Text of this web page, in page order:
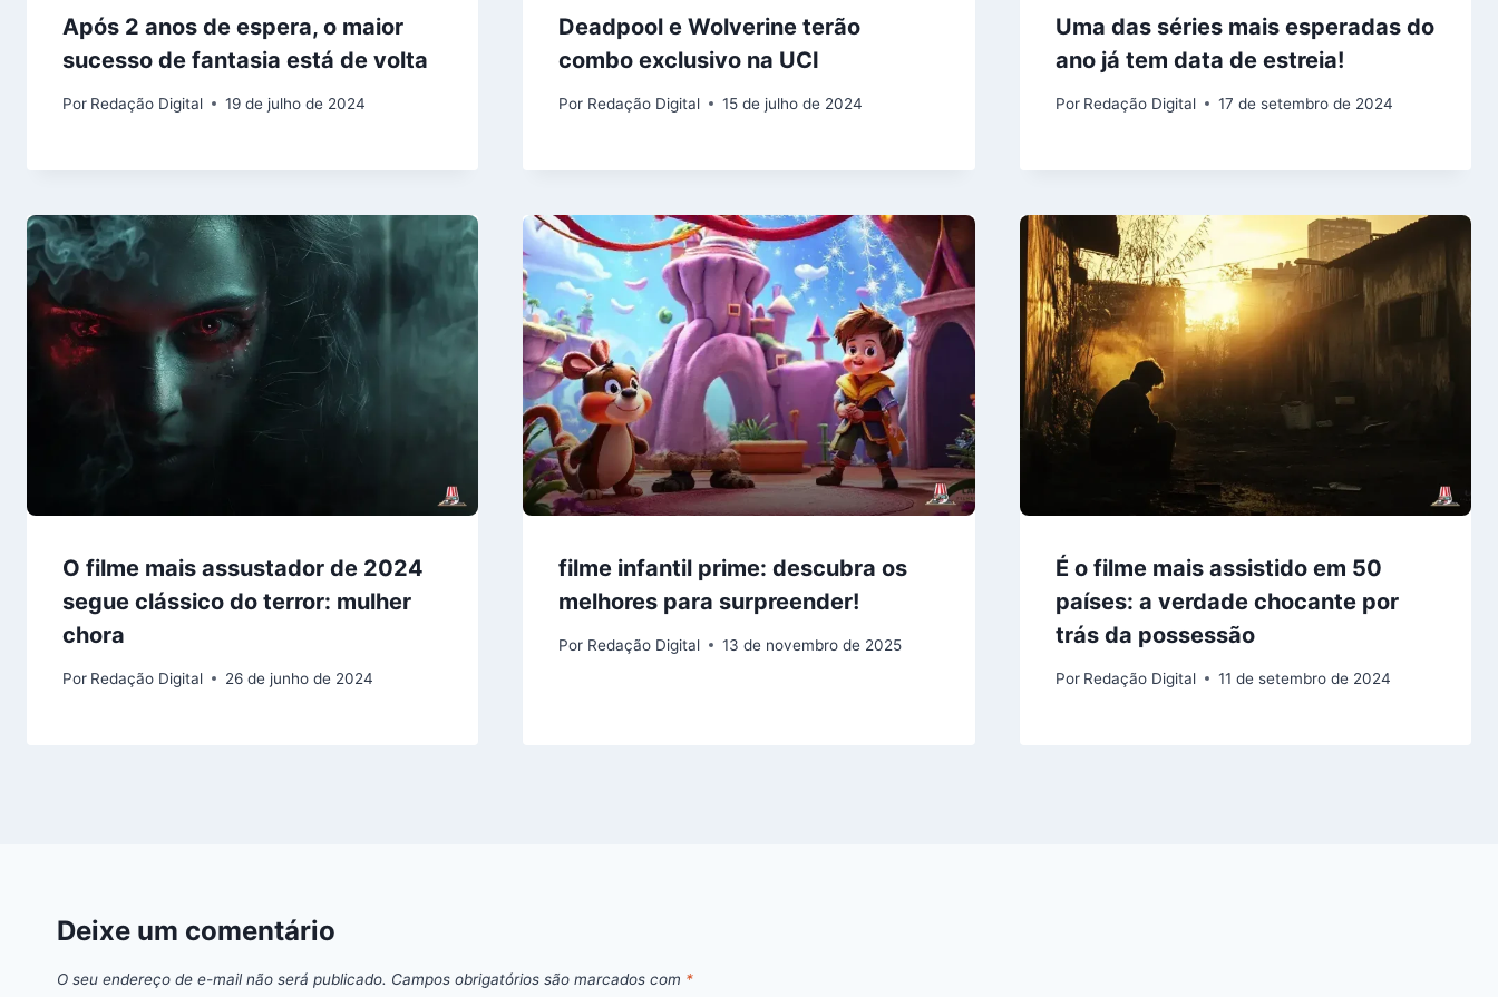
Após 2 anos de espera, o maior
sucesso de fantasia está de volta
Por Redação Digital 19 de julho de 2024
Deadpool e Wolverine terão
combo exclusivo na UCI
Por Redação Digital 15 de julho de 2024
Uma das séries mais esperadas do
ano já tem data de estreia!
Por Redação Digital 17 de setembro de 2024
O filme mais assustador de 2024
segue clássico do terror: mulher
chora
Por Redação Digital 26 de junho de 2024
filme infantil prime: descubra os
melhores para surpreender!
Por Redação Digital 13 de novembro de 2025
É o filme mais assistido em 50
países: a verdade chocante por
trás da possessão
Por Redação Digital 11 de setembro de 2024
Deixe um comentário
O seu endereço de e-mail não será publicado. Campos obrigatórios são marcados com *